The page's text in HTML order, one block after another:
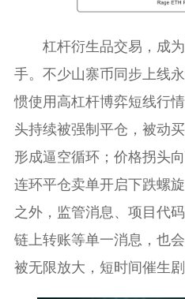
杠杆衍生品交易，成
手。不少山寨币同步上线
惯使用高杠杆博弈短线行
头持续被强制平仓，被动
形成逼空循环；价格拐头
连环平仓卖单开启下跌螺
之外，监管消息、项目代
链上转账等单一消息，也
被无限放大，短时间催生剧